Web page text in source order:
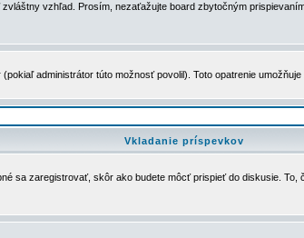
vzhľad. Prosím, nezaťažujte board zbytočným
administrátor túto možnosť povolil). Toto opatrenie
Vkladanie príspevkov
sa zaregistrovať, skôr ako budete môcť prispieť do diskusie. To,